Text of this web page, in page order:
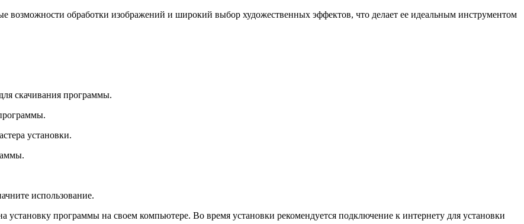
возможности обработки изображений и широкий выбор художественных эффектов, что делает ее идеальным инструментом
скачивания программы.
установки.
использование.
установку программы на своем компьютере. Во время установки рекомендуется подключение к интернету для установки